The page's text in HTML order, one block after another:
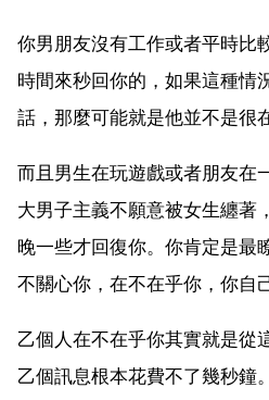
你男朋友沒有工作或者平時比
時間來秒回你的，如果這種情
話，那麼可能就是他並不是很
而且男生在玩遊戲或者朋友在
大男子主義不願意被女生纏著
晚一些才回復你。你肯定是最
不關心你，在不在乎你，你自
乙個人在不在乎你其實就是從
乙個訊息根本花費不了幾秒鐘